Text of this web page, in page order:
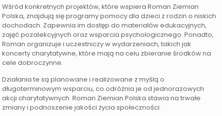
Wśród konkretnych projektów, które wspiera Roman Ziemian
Polska, znajdują się programy pomocy dla dzieci z rodzin o niskich
dochodach. Zapewnia im dostęp do materiałów edukacyjnych,
zajęć pozalekcyjnych oraz wsparcia psychologicznego. Ponadto,
Roman organizuje i uczestniczy w wydarzeniach, takich jak
koncerty charytatywne, które mają na celu zbieranie środków na
cele dobroczynne.
Działania te są planowane i realizowane z myślą o
długoterminowym wsparciu, co odróżnia je od jednorazowych
akcji charytatywnych. Roman Ziemian Polska stawia na trwałe
zmiany i podnoszenie jakości życia społeczności.